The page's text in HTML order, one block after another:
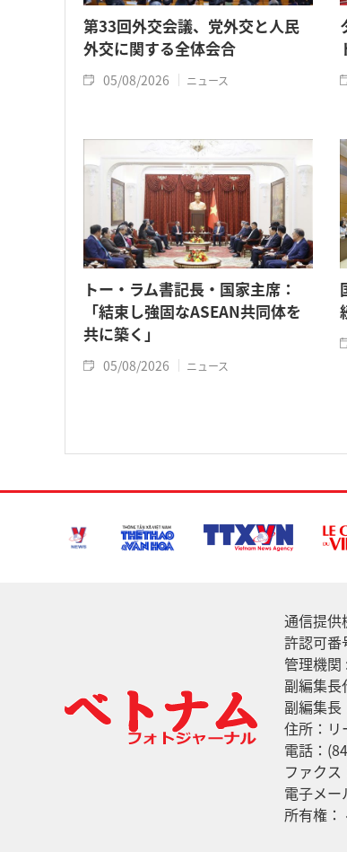
第33回外交会議、党外交と人民
外交に関する全体会合
05/08/2026 ニュース
トー・ラム書記長・国家主席：
「結束し強固なASEAN共同体を
共に築く」
05/08/2026 ニュース
通信提供
許認可番
管理機関
副編集長
副編集長
住所：リ
電話：
ファク
電子メ
所有権：